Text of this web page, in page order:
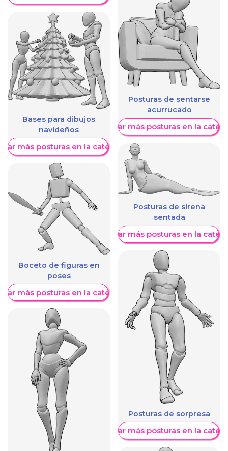
Bases para dibujos
navideños
más posturas en la categoría
Boceto de figuras en
poses
más posturas en la categoría
Posturas de sentarse
acurrucado
Mostrar más posturas en la
Posturas de sirena
sentada
Mostrar más posturas en la
Posturas de sorpresa
Mostrar más posturas en la